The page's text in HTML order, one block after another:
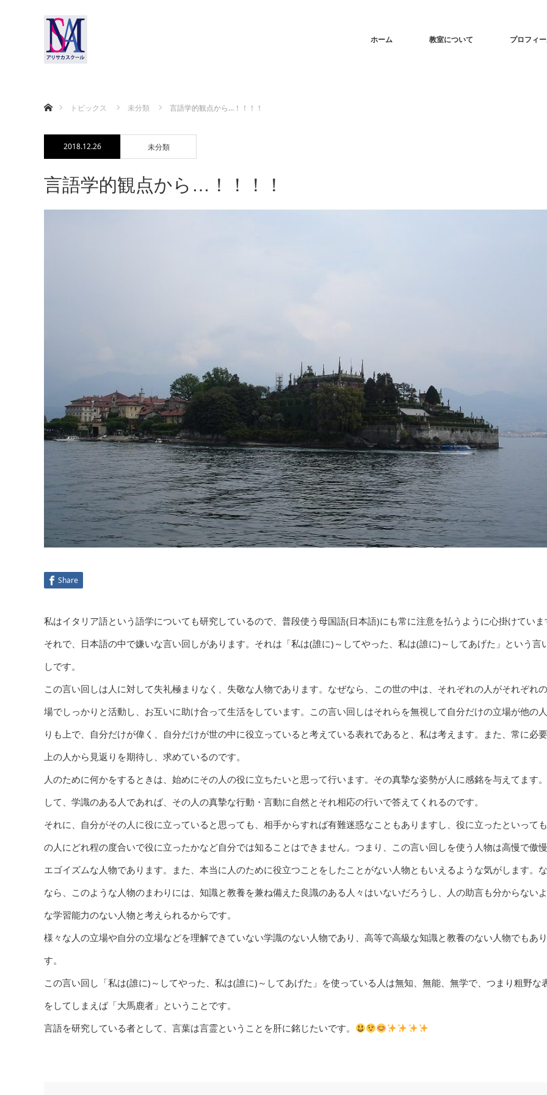
ホーム 教室について プロフィ
トピックス
未分類 言語学的観点から…！！！！
2018.12.26 未分類
言語学的観点から…！！！！
Share
私はイタリア語という語学についても研究しているので、普段使う母国語(日本語)にも常に注意を払うように心掛けていま
それで、日本語の中で嫌いな言い回しがあります。それは「私は(誰に)～してやった、私は(誰に)～してあげた」という言
しです。
この言い回しは人に対して失礼極まりなく、失敬な人物であります。なぜなら、この世の中は、それぞれの人がそれぞれ
場でしっかりと活動し、お互いに助け合って生活をしています。この言い回しはそれらを無視して自分だけの立場が他の
りも上で、自分だけが偉く、自分だけが世の中に役立っていると考えている表れであると、私は考えます。また、常に必
上の人から見返りを期待し、求めているのです。
人のために何かをするときは、始めにその人の役に立ちたいと思って行います。その真摯な姿勢が人に感銘を与えてます
して、学識のある人であれば、その人の真摯な行動・言動に自然とそれ相応の行いで答えてくれるのです。
それに、自分がその人に役に立っていると思っても、相手からすれば有難迷惑なこともありますし、役に立ったといって
の人にどれ程の度合いで役に立ったかなど自分では知ることはできません。つまり、この言い回しを使う人物は高慢で傲
エゴイズムな人物であります。また、本当に人のために役立つことをしたことがない人物ともいえるような気がします。
なら、このような人物のまわりには、知識と教養を兼ね備えた良識のある人々はいないだろうし、人の助言も分からない
な学習能力のない人物と考えられるからです。
様々な人の立場や自分の立場などを理解できていない学識のない人物であり、高等で高級な知識と教養のない人物でもあ
す。
この言い回し「私は(誰に)～してやった、私は(誰に)～してあげた」を使っている人は無知、無能、無学で、つまり粗野な
をしてしまえば「大馬鹿者」ということです。
言語を研究している者として、言葉は言霊ということを肝に銘じたいです。